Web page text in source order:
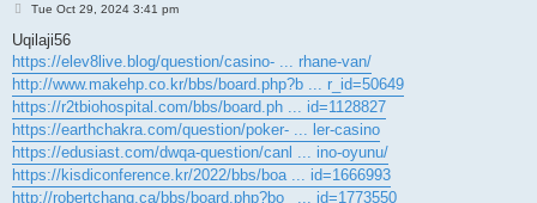
P
s
t
Tue Oct 29, 2024 3:41 pm
Uqilaji56
https://elev8live.blog/question/casino- ... rhane-van/
http://www.makehp.co.kr/bbs/board.php?b ... r_id=50649
https://r2tbiohospital.com/bbs/board.ph ... id=1128827
https://earthchakra.com/question/poker- ... ler-casino
https://edusiast.com/dwqa-question/canl ... ino-oyunu/
https://kisdiconference.kr/2022/bbs/boa ... id=1666993
http://robertchang.ca/bbs/board.php?bo_ ... id=1773550